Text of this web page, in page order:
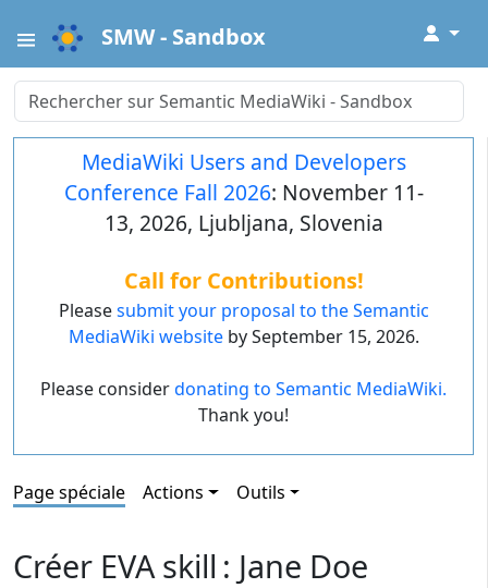
SMW - Sandbox ↓
MediaWiki Users and Developers
Conference Fall 2026: November 11-
13, 2026, Ljubljana, Slovenia
Call for Contributions!
Pleasesubmit your proposal to the Semantic
MediaWiki websiteby September 15, 2026.
Please considerdonating to Semantic MediaWiki.
Thank you!
Page spéciale Actions Outils
Créer EVA skill : Jane Doe